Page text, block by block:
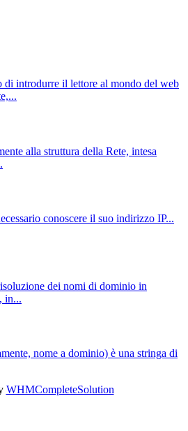
di introdurre il lettore al mondo del web
alla struttura della Rete, intesa
conoscere il suo indirizzo IP...
dei nomi di dominio in
in...
nome a dominio) è una stringa di
WHMCompleteSolution